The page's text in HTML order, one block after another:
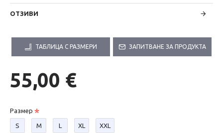
ОТЗИВИ
ТАБЛИЦА С РАЗМЕРИ ЗАПИТВАНЕ ЗА ПРОДУКТА
55,00 €
Размер
S М L XL XXL